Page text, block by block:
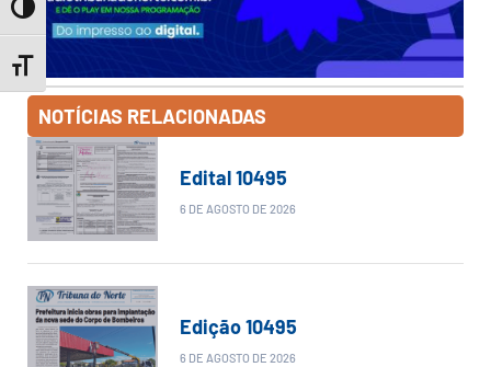
Toggle High Contrast
Toggle Font size
NOTÍCIAS RELACIONADAS
Edital 10495
6 DE AGOSTO DE 2026
Edição 10495
6 DE AGOSTO DE 2026